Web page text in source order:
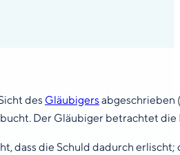
des Gläubigers abgeschrieben
Der Gläubiger betrachtet
dass die Schuld dadurch